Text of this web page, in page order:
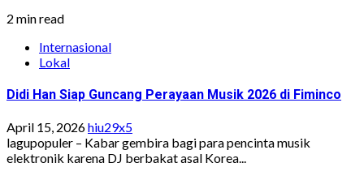
2 min read
Internasional
Lokal
Didi Han Siap Guncang Perayaan Musik 2026 di Fiminco
April 15, 2026hiu29x5
lagupopuler – Kabar gembira bagi para pencinta musik
elektronik karena DJ berbakat asal Korea...